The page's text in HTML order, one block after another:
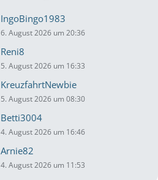
IngoBingo1983
6. August 2026 um 20:36
Reni8
5. August 2026 um 16:33
KreuzfahrtNewbie
5. August 2026 um 08:30
Betti3004
4. August 2026 um 16:46
Arnie82
4. August 2026 um 11:53